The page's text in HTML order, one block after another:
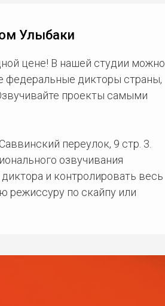
Улыбаки
цене! В нашей студии можно
федеральные дикторы страны,
проекты самыми
переулок, 9 стр. 3.
озвучивания
и контролировать весь
режиссуру по скайпу или